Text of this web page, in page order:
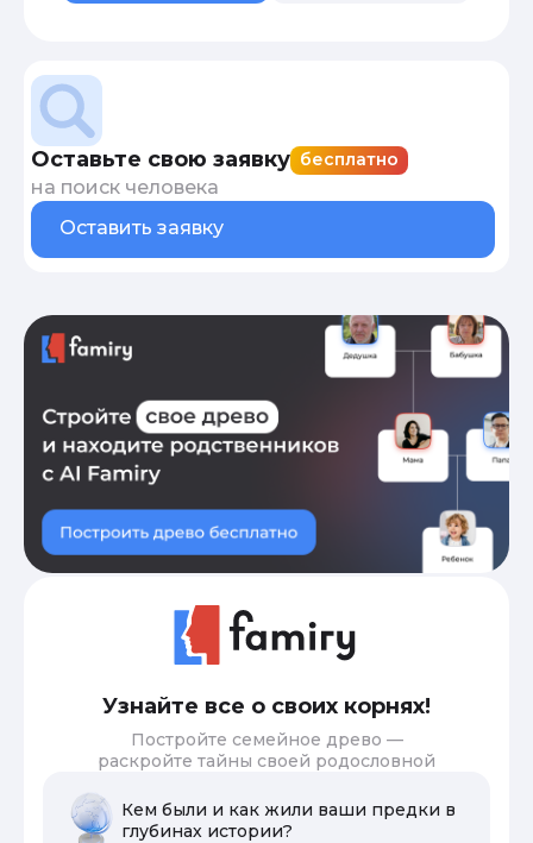
Оставьте свою заявку бесплатно
на поиск человека
Оставить заявку
Узнайте все о своих корнях!
Постройте семейное древо —
раскройте тайны своей родословной
Кем были и как жили ваши предки в
глубинах истории?